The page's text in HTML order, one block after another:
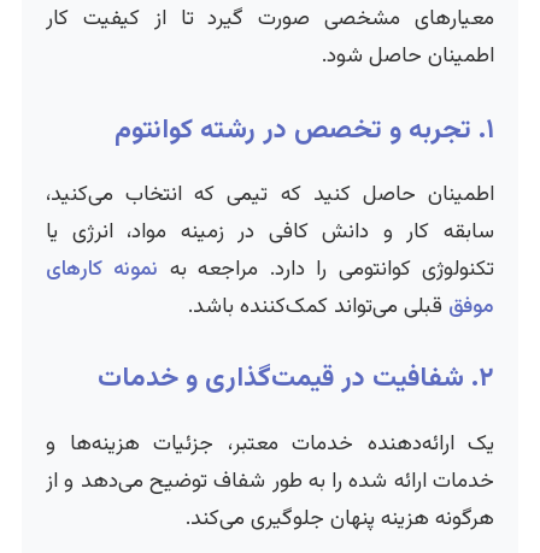
معیارهای مشخصی صورت گیرد تا از کیفیت کار
اطمینان حاصل شود.
۱. تجربه و تخصص در رشته کوانتوم
اطمینان حاصل کنید که تیمی که انتخاب می‌کنید،
سابقه کار و دانش کافی در زمینه مواد، انرژی یا
تکنولوژی کوانتومی را دارد. مراجعه به نمونه کارهای
موفق قبلی می‌تواند کمک‌کننده باشد.
۲. شفافیت در قیمت‌گذاری و خدمات
یک ارائه‌دهنده خدمات معتبر، جزئیات هزینه‌ها و
خدمات ارائه شده را به طور شفاف توضیح می‌دهد و از
هرگونه هزینه پنهان جلوگیری می‌کند.